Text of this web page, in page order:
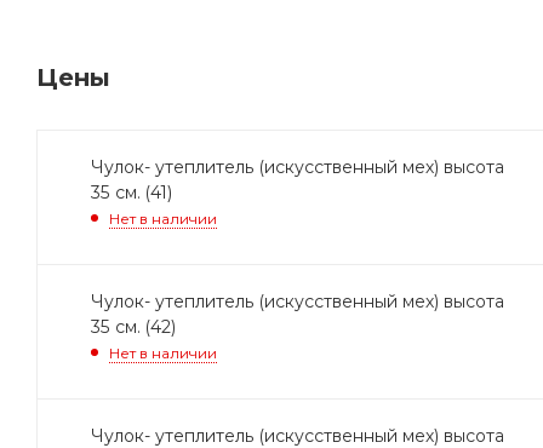
Цены
Чулок- утеплитель (искусственный мех) высота
35 см. (41)
Нет в наличии
Чулок- утеплитель (искусственный мех) высота
35 см. (42)
Нет в наличии
Чулок- утеплитель (искусственный мех) высота